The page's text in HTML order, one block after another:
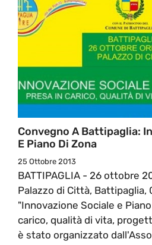
Convegno A Battipaglia:
E Piano Di Zona
25 Ottobre 2013
BATTIPAGLIA - 26 ottobre
Palazzo di Città, Battipaglia,
"Innovazione Sociale e
carico, qualità di vita,
è stato organizzato